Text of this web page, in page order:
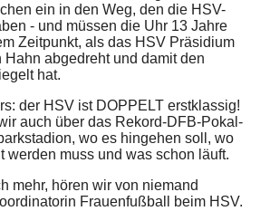
ein in den Weg, den die HSV-
- und müssen die Uhr 13 Jahre
Zeitpunkt, als das HSV Präsidium
abgedreht und damit den
hat.
der HSV ist DOPPELT erstklassig!
auch über das Rekord-DFB-Pokal-
wo es hingehen soll, wo
werden muss und was schon läuft.
mehr, hören wir von niemand
Frauenfußball beim HSV.